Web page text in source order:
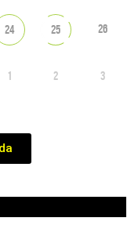
24 25 26
1 2 3